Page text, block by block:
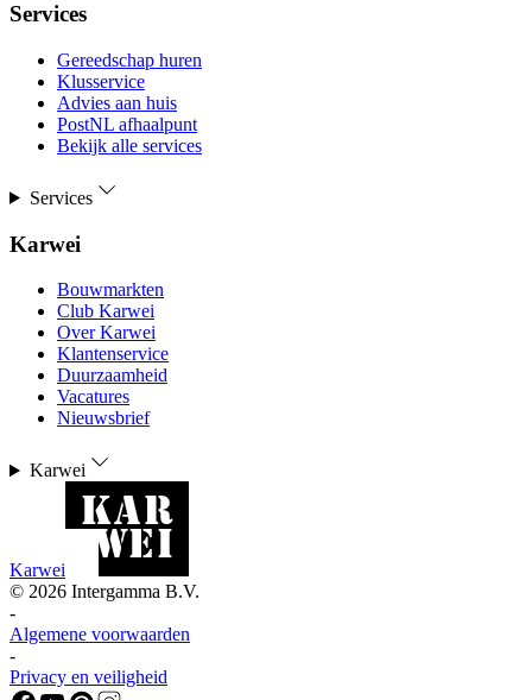
Services
Gereedschap huren
Klusservice
Advies aan huis
PostNL afhaalpunt
Bekijk alle services
Services
Karwei
Bouwmarkten
Club Karwei
Over Karwei
Klantenservice
Duurzaamheid
Vacatures
Nieuwsbrief
Karwei
Karwei
© 2026 Intergamma B.V.
-
Algemene voorwaarden
-
Privacy en veiligheid